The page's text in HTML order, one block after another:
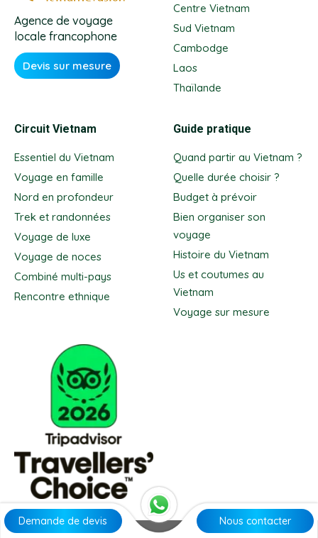
Agence de voyage
locale francophone
Devis sur mesure
Centre Vietnam
Sud Vietnam
Cambodge
Laos
Thaïlande
Circuit Vietnam
Essentiel du Vietnam
Voyage en famille
Nord en profondeur
Trek et randonnées
Voyage de luxe
Voyage de noces
Combiné multi-pays
Rencontre ethnique
Guide pratique
Quand partir au Vietnam ?
Quelle durée choisir ?
Budget à prévoir
Bien organiser son
voyage
Histoire du Vietnam
Us et coutumes au
Vietnam
Voyage sur mesure
Demande de devis Nous contacter